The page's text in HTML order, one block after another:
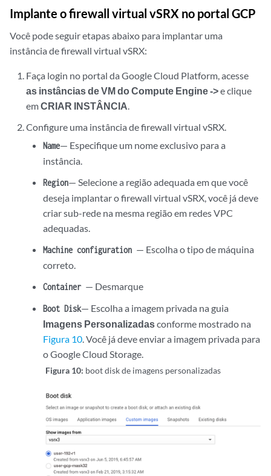
Implante o firewall virtual vSRX no portal GCP
Você pode seguir etapas abaixo para implantar uma
instância de firewall virtual vSRX:
Faça login no portal da Google Cloud Platform, acesse
as instâncias de VM do Compute Engine ->e clique
emCRIAR INSTÂNCIA.
Configure uma instância de firewall virtual vSRX.
Name— Especifique um nome exclusivo para a
instância.
Region— Selecione a região adequada em que você
deseja implantar o firewall virtual vSRX, você já deve
criar sub-rede na mesma região em redes VPC
adequadas.
Machine configuration — Escolha o tipo de máquina
correto.
Container — Desmarque
Boot Disk— Escolha a imagem privada na guia
Imagens Personalizadasconforme mostrado na
Figura 10. Você já deve enviar a imagem privada para
o Google Cloud Storage.
Figura 10: boot disk de imagens personalizadas